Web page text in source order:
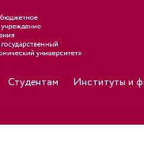
Студентам Институты и